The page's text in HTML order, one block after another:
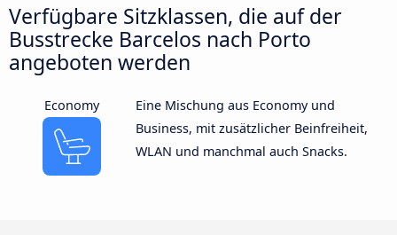
Verfügbare Sitzklassen, die auf der
Busstrecke Barcelos nach Porto
angeboten werden
Economy
Eine Mischung aus Economy und
Business, mit zusätzlicher Beinfreiheit,
WLAN und manchmal auch Snacks.